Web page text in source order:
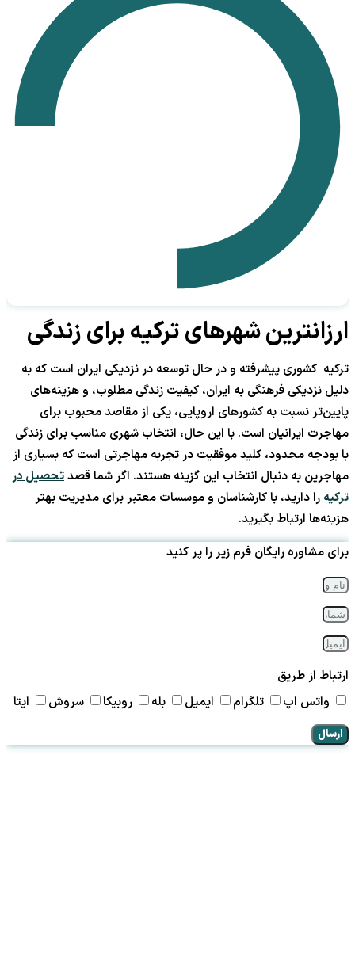
ارزانترین شهرهای ترکیه برای زندگی
ترکیه کشوری پیشرفته و در حال توسعه در نزدیکی ایران است که به
دلیل نزدیکی فرهنگی به ایران، کیفیت زندگی مطلوب، و هزینه‌های
پایین‌تر نسبت به کشورهای اروپایی، یکی از مقاصد محبوب برای
مهاجرت ایرانیان است. با این حال، انتخاب شهری مناسب برای زندگی
با بودجه محدود، کلید موفقیت در تجربه مهاجرتی است که بسیاری از
مهاجرین به دنبال انتخاب این گزینه هستند. اگر شما قصدتحصیل در
ترکیهرا دارید، با کارشناسان و موسسات معتبر برای مدیریت بهتر
هزینه‌ها ارتباط بگیرید.
برای مشاوره رایگان فرم زیر را پر کنید
ارتباط از طریق
واتس اپ
تلگرام ایمیل بله روبیکا سروش ایتا
ارسال